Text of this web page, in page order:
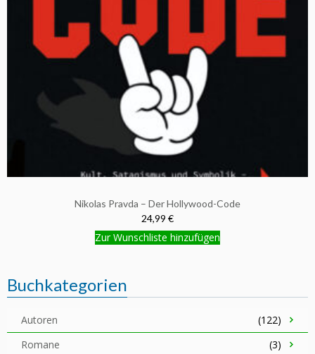
Nikolas Pravda – Der Hollywood-Code
24,99 €
Zur Wunschliste hinzufügen
Buchkategorien
Autoren
(122)
Romane
(3)